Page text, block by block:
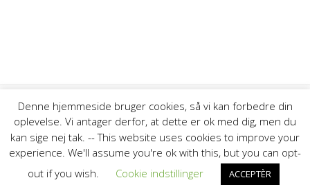
© 2026 Thyborøn Havns Fiskeriforening. Bygget ved at bruge
WordPress ogHighlight Theme
Denne hjemmeside bruger cookies, så vi kan forbedre din
oplevelse. Vi antager derfor, at dette er ok med dig, men du
kan sige nej tak. -- This website uses cookies to improve your
experience. We'll assume you're ok with this, but you can opt-
out if you wish.
Cookie indstillinger ACCEPTÈR